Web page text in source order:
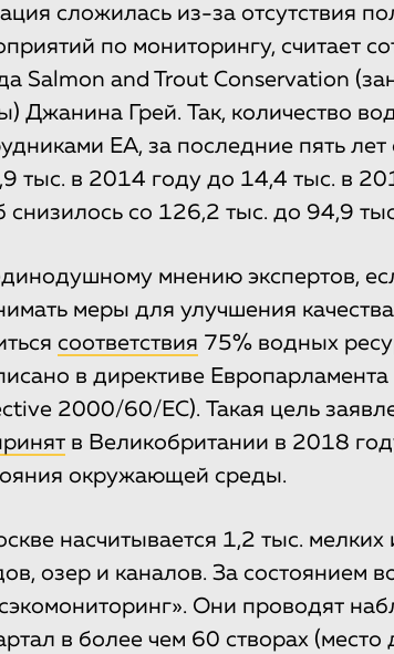
сложилась из-за отсутствия
по мониторингу, считает
Salmon and Trout Conservation
Джанина Грей. Так, количество
EA, за последние пять
тыс. в 2014 году до 14,4 тыс. в
снизилось со 126,2 тыс. до 94,9
мнению экспертов,
меры для улучшения
соответствия 75% водных
в директиве
2000/60/EC). Такая цель
в Великобритании в 2018
окружающей среды.
насчитывается 1,2 тыс.
озер и каналов. За состоянием
Они проводят
в более чем 60 створах